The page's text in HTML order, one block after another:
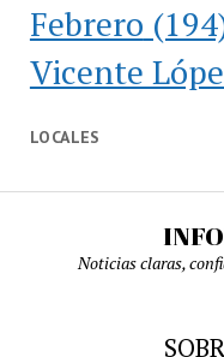
Febrero
Vicente
LOCALES
Noticias claras,